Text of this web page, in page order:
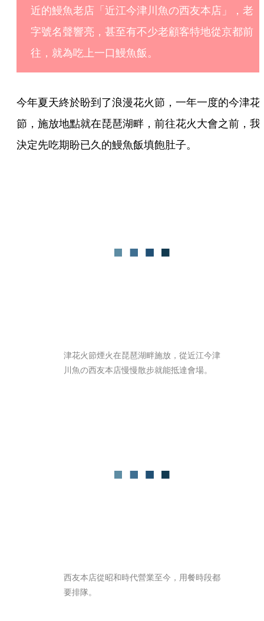
近的鰻魚老店「近江今津川魚の西友本店」，老
字號名聲響亮，甚至有不少老顧客特地從京都前
往，就為吃上一口鰻魚飯。
今年夏天終於盼到了浪漫花火節，一年一度的今津花
節，施放地點就在琵琶湖畔，前往花火大會之前，我
決定先吃期盼已久的鰻魚飯填飽肚子。
津花火節煙火在琵琶湖畔施放，從近江今津
川魚の西友本店慢慢散步就能抵達會場。
西友本店從昭和時代營業至今，用餐時段都
要排隊。